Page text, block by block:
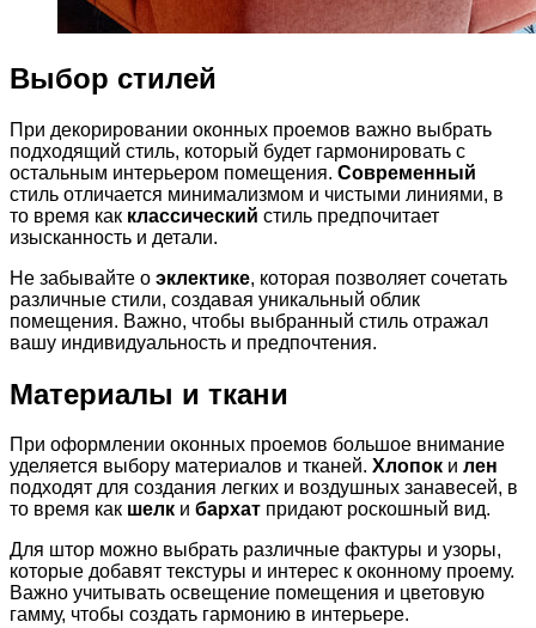
Выбор стилей
При декорировании оконных проемов важно выбрать
подходящий стиль, который будет гармонировать с
остальным интерьером помещения. Современный
стиль отличается минимализмом и чистыми линиями, в
то время как классический стиль предпочитает
изысканность и детали.
Не забывайте о эклектике, которая позволяет сочетать
различные стили, создавая уникальный облик
помещения. Важно, чтобы выбранный стиль отражал
вашу индивидуальность и предпочтения.
Материалы и ткани
При оформлении оконных проемов большое внимание
уделяется выбору материалов и тканей. Хлопок и лен
подходят для создания легких и воздушных занавесей, в
то время как шелк и бархат придают роскошный вид.
Для штор можно выбрать различные фактуры и узоры,
которые добавят текстуры и интерес к оконному проему.
Важно учитывать освещение помещения и цветовую
гамму, чтобы создать гармонию в интерьере.